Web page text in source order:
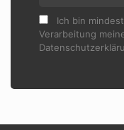
Ich bin
Verarbeitung